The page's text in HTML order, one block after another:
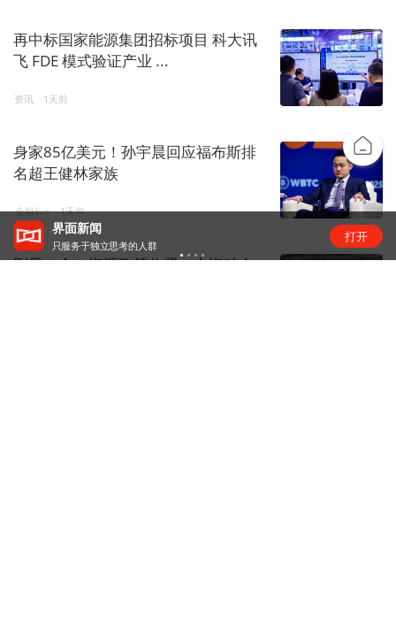
再中标国家能源集团招标项目 科大讯
飞 FDE 模式验证产业 ...
资讯 1天前
身家85亿美元！孙宇晨回应福布斯排
名超王健林家族
金融live 1天前
刚果（金）资源政策收紧，中资矿企
“锂业双雄”净利齐翻番，扣非净利却呈“冷暖”两
级
打开